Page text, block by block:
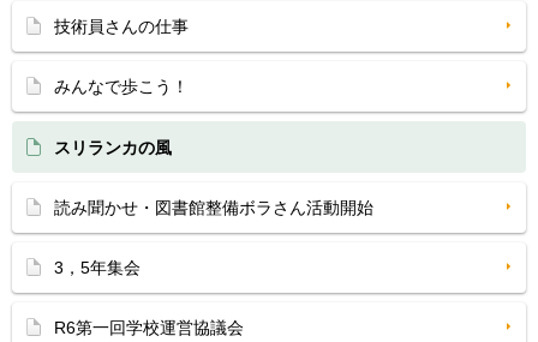
技術員さんの仕事
みんなで歩こう！
スリランカの風
読み聞かせ・図書館整備ボラさん活動開始
3，5年集会
R6第一回学校運営協議会